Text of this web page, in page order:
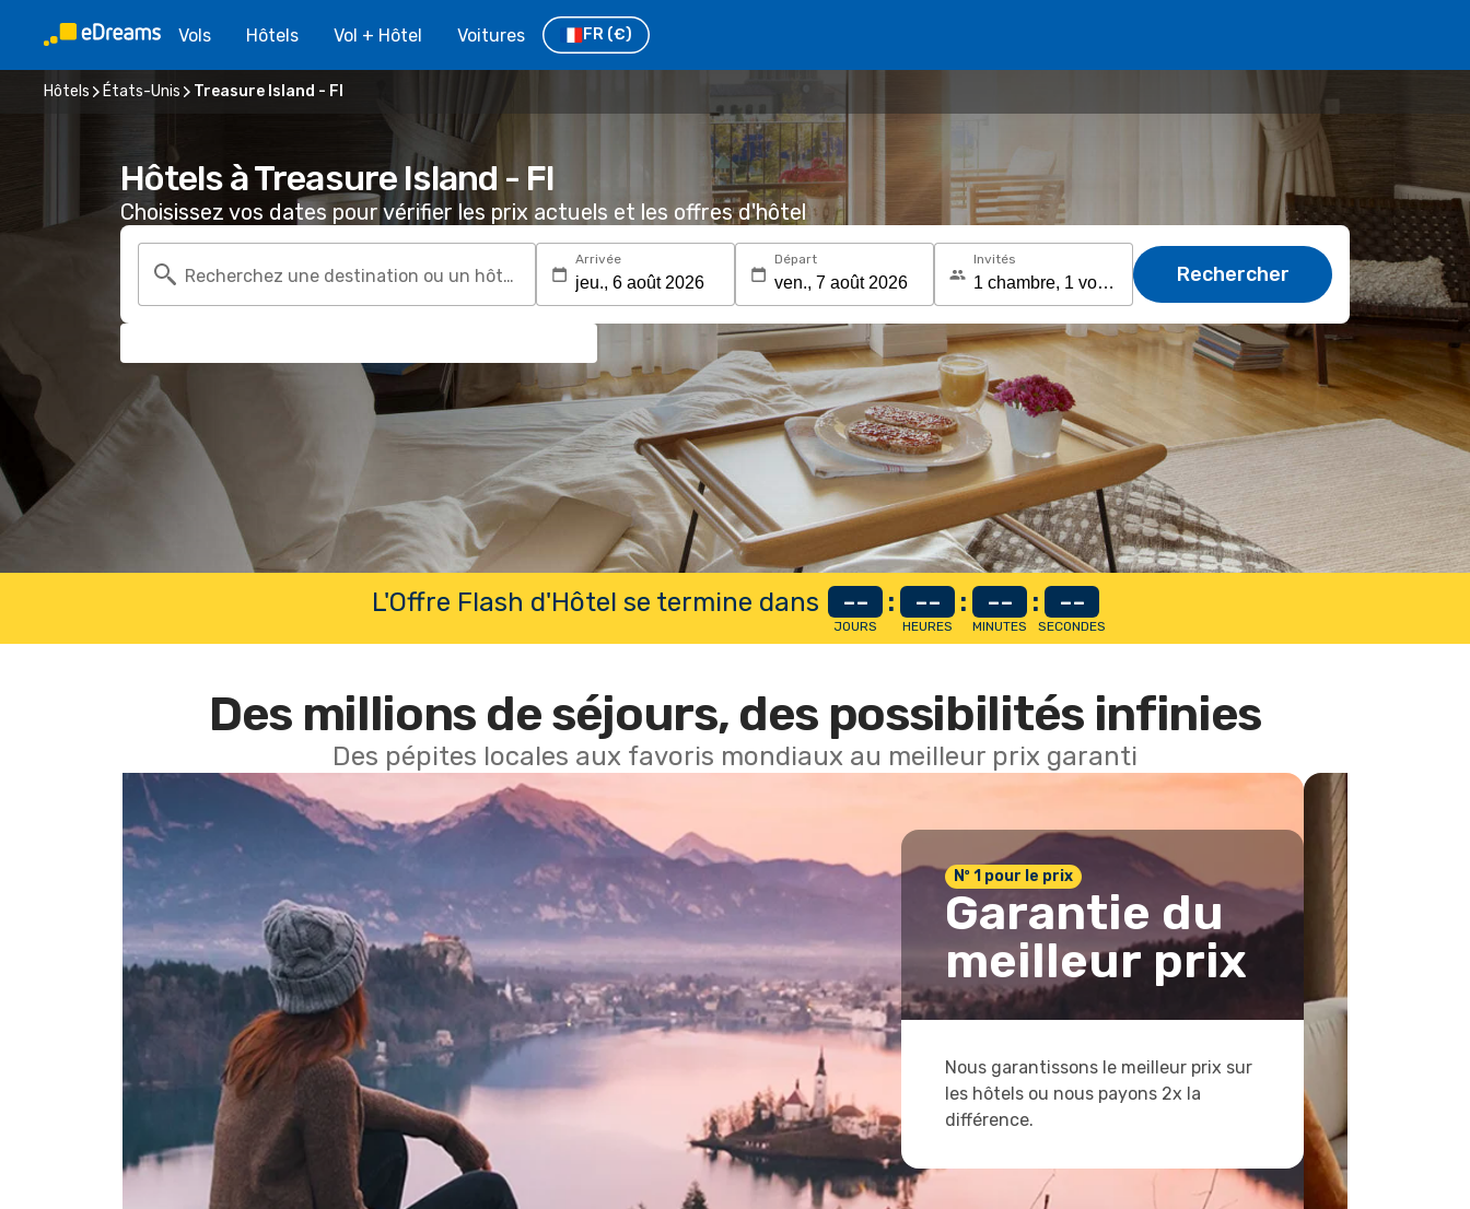
Vols Hôtels Vol + Hôtel Voitures FR (€)
Hôtels États-Unis Treasure Island - Fl
Hôtels à Treasure Island - Fl
Choisissez vos dates pour vérifier les prix actuels et les offres d'hôtel
Recherchez une destination ou un hôtel
Arrivée Départ Invités
Rechercher
L'Offre Flash d'Hôtel se termine dans --
JOURS
: --
HEURES
: --
MINUTES
: --
SECONDES
Des millions de séjours, des possibilités infinies
Des pépites locales aux favoris mondiaux au meilleur prix garanti
Nº 1 pour le prix
Garantie du
meilleur prix
Nous garantissons le meilleur prix sur
les hôtels ou nous payons 2x la
différence.